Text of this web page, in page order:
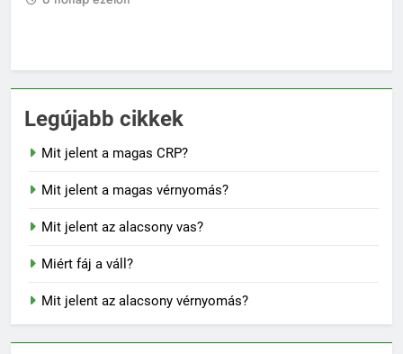
Legújabb cikkek
Mit jelent a magas CRP?
Mit jelent a magas vérnyomás?
Mit jelent az alacsony vas?
Miért fáj a váll?
Mit jelent az alacsony vérnyomás?